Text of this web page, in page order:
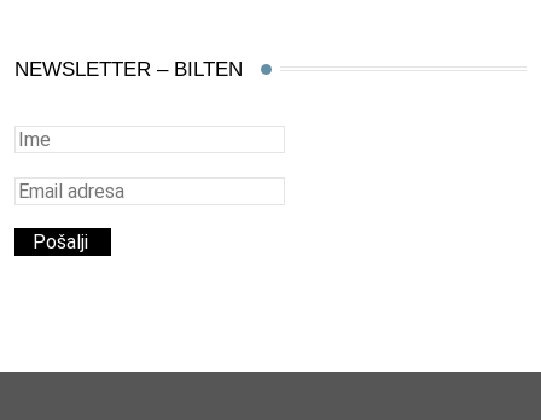
NEWSLETTER – BILTEN